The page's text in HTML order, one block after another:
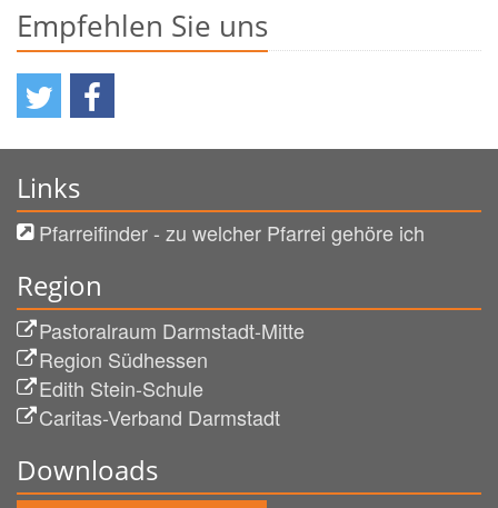
Empfehlen Sie uns
Links
Pfarreifinder - zu welcher Pfarrei gehöre ich
Region
Pastoralraum Darmstadt-Mitte
Region Südhessen
Edith Stein-Schule
Caritas-Verband Darmstadt
Downloads